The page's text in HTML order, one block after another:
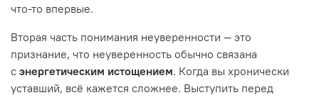
что-то впервые.
Вторая часть понимания неуверенности — это
признание, что неуверенность обычно связана
с энергетическим истощением. Когда вы хронически
уставший, всё кажется сложнее. Выступить перед